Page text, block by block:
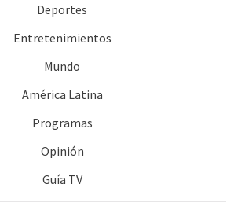
Deportes
Entretenimientos
Mundo
América Latina
Programas
Opinión
Guía TV